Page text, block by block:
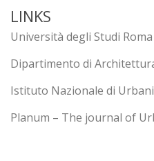
LINKS
Università degli Studi
Dipartimento di
Istituto Nazionale di
Planum – The journal of